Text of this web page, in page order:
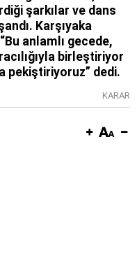
şarkılar ve dans
Karşıyaka
anlamlı gecede,
birleştiriyor
pekiştiriyoruz” dedi.
KARAR